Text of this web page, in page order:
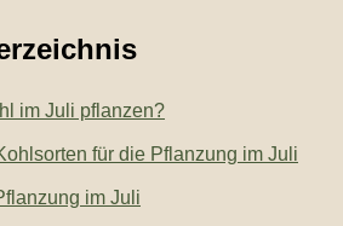
im Juli pflanzen?
für die Pflanzung im Juli
im Juli